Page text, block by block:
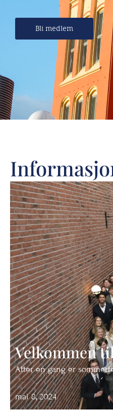
Bli medlem
Velkommen
Atter en gang er
mai 8, 2024